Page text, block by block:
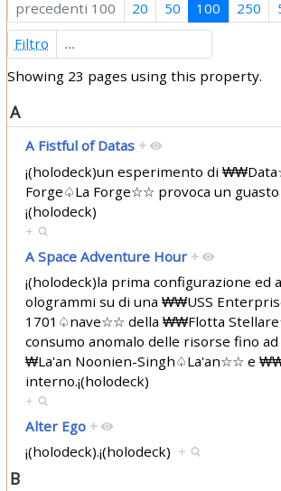
precedenti 100 20 50 100 250
Filtro
Showing 23 pages using this property.
A
A Fistful of Datas +
¡(holodeck)un esperimento di
Forge♤La Forge☆☆ provoca un guasto
¡(holodeck)
+
A Space Adventure Hour +
¡(holodeck)la prima configurazione ed
ologrammi su di una ₩₩USS
1701♤nave☆☆ della ₩₩Flotta
consumo anomalo delle risorse fino
₩La'an Noonien-Singh♤La'an☆☆ e
interno.¡(holodeck)
+
Alter Ego +
¡(holodeck).¡(holodeck) +
B